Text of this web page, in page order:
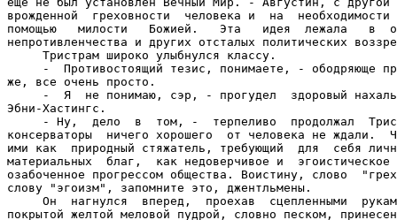
врожденной  греховности  человека и  на
помощью   милости   Божией.   Эта   идея  лежала   в
непротивленчества и других отсталых политических
     Тристрам широко улыбнулся классу.
-  Противостоящий тезис, понимаете, - ободряюще
же, все очень просто.
-  Я  не понимаю, сэр, - прогудел  здоровый
Эбни-Хастингс.
- Ну,  дело  в  том, -  терпеливо  продолжал
консерваторы  ничего хорошего  от человека не ждали.
ими как  природный стяжатель, требующий  для  себя
материальных  благ,  как недоверчивое и
озабоченное прогрессом общества. Воистину, слово
слову "эгоизм", запомните это, джентльмены.
Он  нагнулся  вперед,  проехав  сцепленными
покрытой желтой меловой пудрой, словно песком,